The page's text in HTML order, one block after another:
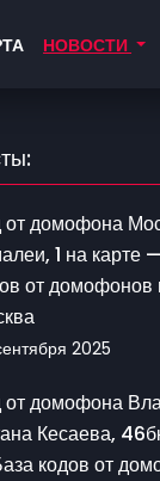
НОВОСТИ
от домофона
1 на карте
от домофонов
2025
от домофона
Кесаева,
кодов от